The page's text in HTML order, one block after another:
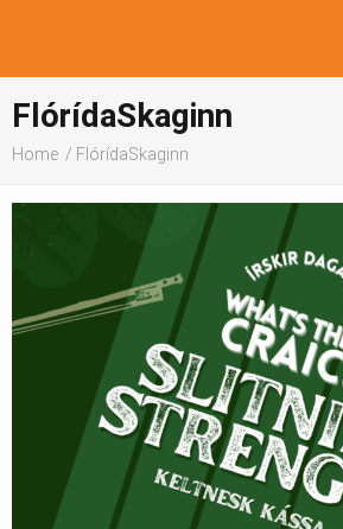
Greinasafn
FlórídaSkaginn
Home FlórídaSkaginn